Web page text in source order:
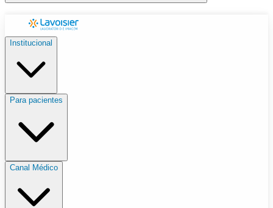
Institucional
Para pacientes
Canal Médico